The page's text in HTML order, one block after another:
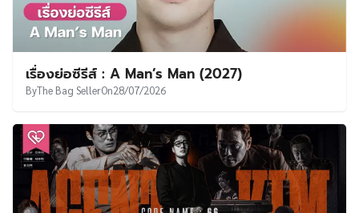
เรื่องย่อซีรีส์ : A Man’s Man (2027)
ByThe Bag SellerOn28/07/2026